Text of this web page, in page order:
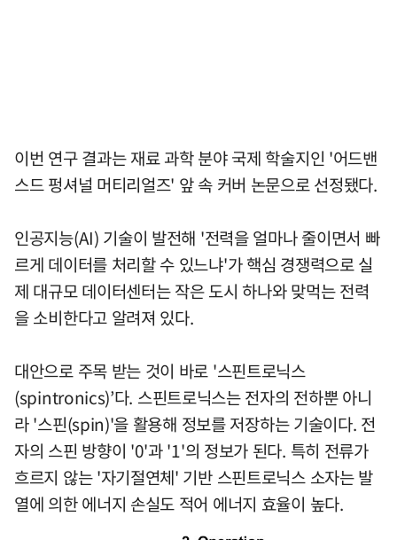
이번 연구 결과는 재료 과학 분야 국제 학술지인 '어드밴
스드 펑셔널 머티리얼즈' 앞 속 커버 논문으로 선정됐다.
인공지능(AI) 기술이 발전해 '전력을 얼마나 줄이면서 빠
르게 데이터를 처리할 수 있느냐'가 핵심 경쟁력으로 실
제 대규모 데이터센터는 작은 도시 하나와 맞먹는 전력
을 소비한다고 알려져 있다.
대안으로 주목 받는 것이 바로 '스핀트로닉스
(spintronics)’다. 스핀트로닉스는 전자의 전하뿐 아니
라 '스핀(spin)'을 활용해 정보를 저장하는 기술이다. 전
자의 스핀 방향이 '0'과 '1'의 정보가 된다. 특히 전류가
흐르지 않는 '자기절연체' 기반 스핀트로닉스 소자는 발
열에 의한 에너지 손실도 적어 에너지 효율이 높다.